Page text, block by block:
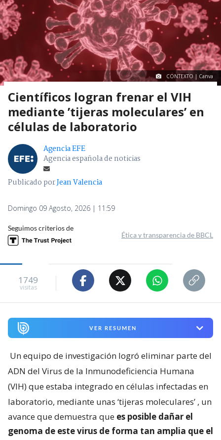
CONTEXTO | Canva
Científicos logran frenar el VIH
mediante ’tijeras moleculares’ en
células de laboratorio
Agencia EFE
Agencia española de noticias
Publicado porJean Valencia
Domingo 09 Agosto, 2026 | 11:59
Seguimos criterios de
Ética y transparencia de BBCL
1749
visitas
VER RESUMEN
Un equipo de investigación logró eliminar parte del
ADN del Virus de la Inmunodeficiencia Humana
(VIH) que estaba integrado en células infectadas en
laboratorio, mediante unas ‘tijeras moleculares’ , un
avance que demuestra que es posible dañar el
genoma de este virus de forma tan amplia que el